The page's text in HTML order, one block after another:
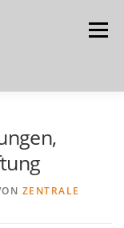
Menü
ZENTRALE